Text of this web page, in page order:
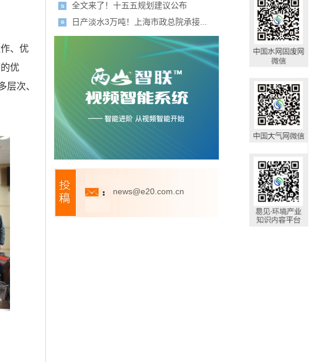
、优
优
层次、
全文来了！十五五规划建议公布
日产淡水3万吨！上海市政总院承接...
news@e20.com.cn